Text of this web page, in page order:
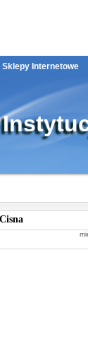
Sklepy Internetowe